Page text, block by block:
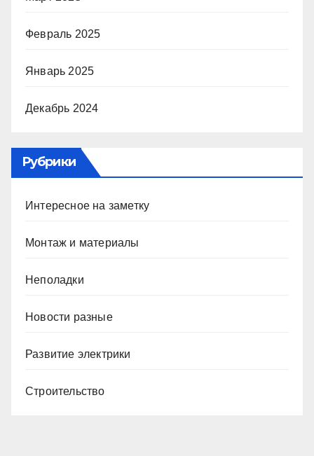
Февраль 2025
Январь 2025
Декабрь 2024
Рубрики
Интересное на заметку
Монтаж и материалы
Неполадки
Новости разные
Развитие электрики
Строительство